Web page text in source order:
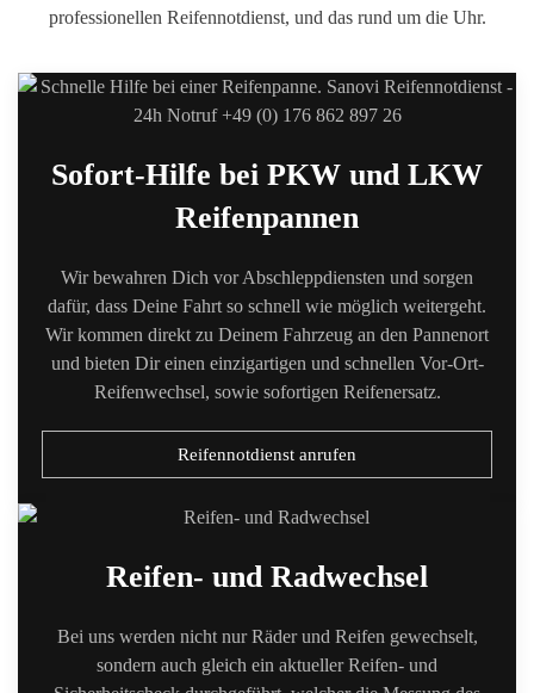
professionellen Reifennotdienst, und das rund um die Uhr.
Sofort-Hilfe bei PKW und LKW
Reifenpannen
Wir bewahren Dich vor Abschleppdiensten und sorgen
dafür, dass Deine Fahrt so schnell wie möglich weitergeht.
Wir kommen direkt zu Deinem Fahrzeug an den Pannenort
und bieten Dir einen einzigartigen und schnellen Vor-Ort-
Reifenwechsel, sowie sofortigen Reifenersatz.
Reifennotdienst anrufen
Reifen- und Radwechsel
Bei uns werden nicht nur Räder und Reifen gewechselt,
sondern auch gleich ein aktueller Reifen- und